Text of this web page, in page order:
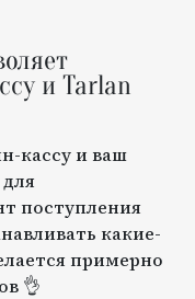
и Tarlan
кассу и ваш
поступления
какие-
примерно
👌